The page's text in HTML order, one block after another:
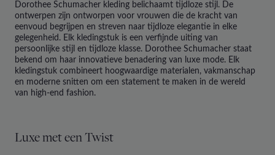
Dorothee Schumacher kleding belichaamt tijdloze stijl. De
ontwerpen zijn ontworpen voor vrouwen die de kracht van
eenvoud begrijpen en streven naar tijdloze elegantie in elke
gelegenheid. Elk kledingstuk is een verfijnde uiting van
persoonlijke stijl en tijdloze klasse. Dorothee Schumacher staat
bekend om haar innovatieve benadering van luxe mode. Elk
kledingstuk combineert hoogwaardige materialen, vakmanschap
en moderne snitten om een statement te maken in de wereld
van high-end fashion.
Luxe met een Twist